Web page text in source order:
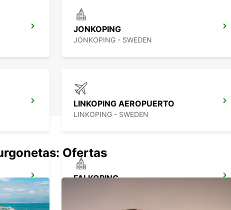
JONKOPING
JONKOPING - SWEDEN
LINKOPING AEROPUERTO
LINKOPING - SWEDEN
FALKOPING
Ofertas